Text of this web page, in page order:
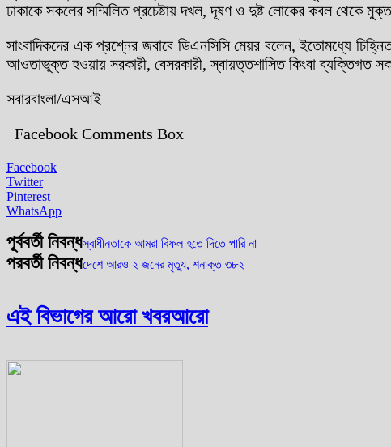
ঢাকাকে সকলের সম্মিলিত প্রচেষ্টায় দখল, দূষণ ও দুষ্ট লোকের কবল থেকে
সাংবাদিকদের এক প্রশ্নের জবাবে ডিএনসিসি মেয়র বলেন, ইতোমধ্যে
আওতাভূক্ত হওয়ায় সরকারী, বেসরকারী, স্বায়ত্তশাসিত কিংবা ব্যক্তিগত
সবারবাংলা/এসআই
Facebook Comments Box
Facebook
Twitter
Pinterest
WhatsApp
পূর্ববর্তী নিবন্ধস্বাধীনতাকে আমরা বিফল হতে দিতে পারি না
পরবর্তী নিবন্ধদেশে আরও ২ জনের মৃত্যু, শনাক্ত ৩৮২
এই বিভাগের আরো খবরআরো